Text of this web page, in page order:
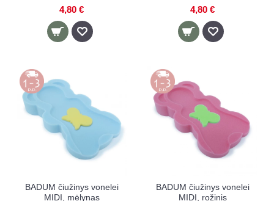
4,80 € 4,80 €
BADUM čiužinys vonelei
MIDI, mėlynas
BADUM čiužinys vonelei
MIDI, rožinis